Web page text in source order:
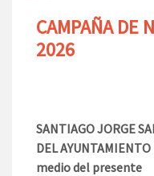
CAMPAÑA DE
2026
SANTIAGO JORGE
DEL
medio del presente